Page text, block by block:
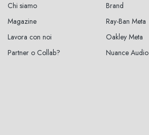
Chi siamo
Magazine
Lavora con noi
Partner o Collab?
Brand
Ray-Ban Meta
Oakley Meta
Nuance Audio